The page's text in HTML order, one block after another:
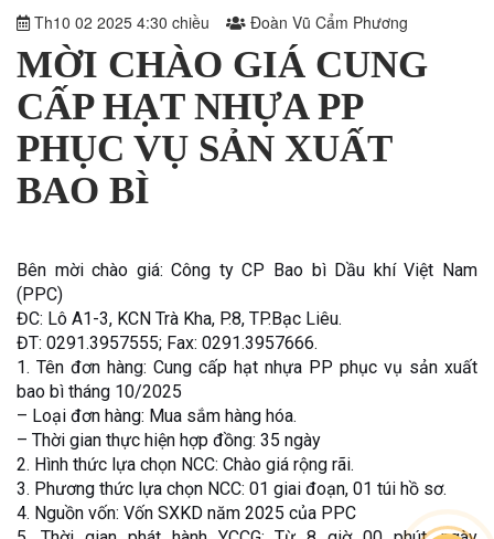
Th10 02 2025 4:30 chiều Đoàn Vũ Cẩm Phương
MỜI CHÀO GIÁ CUNG
CẤP HẠT NHỰA PP
PHỤC VỤ SẢN XUẤT
BAO BÌ
Bên mời chào giá: Công ty CP Bao bì Dầu khí Việt Nam
(PPC)
ĐC: Lô A1-3, KCN Trà Kha, P.8, TP.Bạc Liêu.
ĐT: 0291.3957555; Fax: 0291.3957666.
1. Tên đơn hàng: Cung cấp hạt nhựa PP phục vụ sản xuất
bao bì tháng 10/2025
– Loại đơn hàng: Mua sắm hàng hóa.
– Thời gian thực hiện hợp đồng: 35 ngày
2. Hình thức lựa chọn NCC: Chào giá rộng rãi.
3. Phương thức lựa chọn NCC: 01 giai đoạn, 01 túi hồ sơ.
4. Nguồn vốn: Vốn SXKD năm 2025 của PPC